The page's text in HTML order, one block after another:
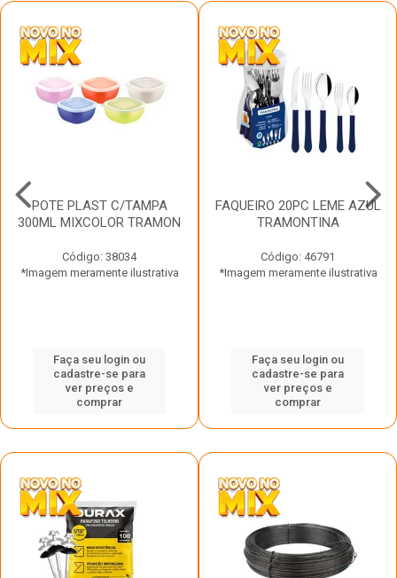
POTE PLAST C/TAMPA
300ML MIXCOLOR TRAMON
Código: 38034
*Imagem meramente ilustrativa
Faça seu login ou
cadastre-se para
ver preços e
comprar
FAQUEIRO 20PC LEME AZUL
TRAMONTINA
Código: 46791
*Imagem meramente ilustrativa
Faça seu login ou
cadastre-se para
ver preços e
comprar